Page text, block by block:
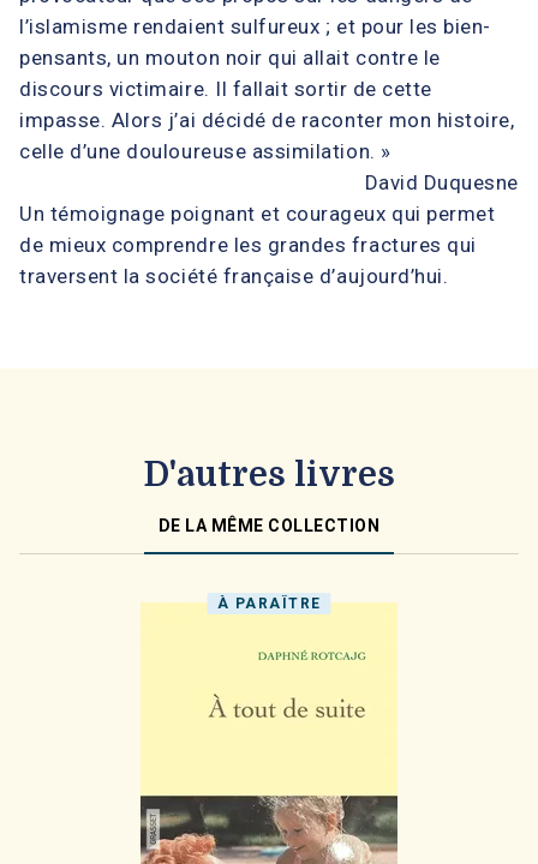
l’islamisme rendaient sulfureux ; et pour les bien-
pensants, un mouton noir qui allait contre le
discours victimaire. Il fallait sortir de cette
impasse. Alors j’ai décidé de raconter mon histoire,
celle d’une douloureuse assimilation. »
David Duquesne
Un témoignage poignant et courageux qui permet
de mieux comprendre les grandes fractures qui
traversent la société française d’aujourd’hui.
D'autres livres
DE LA MÊME COLLECTION
À PARAÎTRE